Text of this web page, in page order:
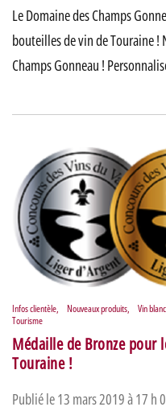
Le Domaine des Champs
bouteilles de vin de Touraine !
Champs Gonneau !
Infos clientèle, Nouveaux produits, Vin
Tourisme
Médaille de Bronze pour
Touraine !
Publié le 13 mars 2019 à 17 h